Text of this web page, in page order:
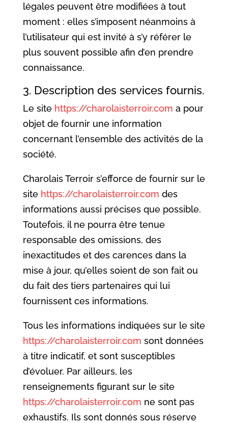
légales peuvent être modifiées à tout
moment : elles s’imposent néanmoins à
l’utilisateur qui est invité à s’y référer le
plus souvent possible afin d’en prendre
connaissance.
3. Description des services fournis.
Le site https://charolaisterroir.com a pour
objet de fournir une information
concernant l’ensemble des activités de la
société.
Charolais Terroir s’efforce de fournir sur le
site https://charolaisterroir.com des
informations aussi précises que possible.
Toutefois, il ne pourra être tenue
responsable des omissions, des
inexactitudes et des carences dans la
mise à jour, qu’elles soient de son fait ou
du fait des tiers partenaires qui lui
fournissent ces informations.
Tous les informations indiquées sur le site
https://charolaisterroir.com sont données
à titre indicatif, et sont susceptibles
d’évoluer. Par ailleurs, les
renseignements figurant sur le site
https://charolaisterroir.com ne sont pas
exhaustifs. Ils sont donnés sous réserve